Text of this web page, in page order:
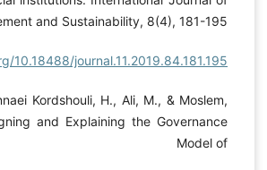
and Sustainability, 8(4), 181-195.
10.18488/journal.11.2019.84.181.195
Kordshouli, H., Ali, M., & Moslem,
and Explaining the Governance
Model of